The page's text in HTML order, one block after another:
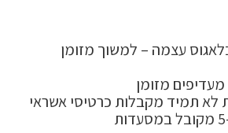
עצמה – למשוך מזומן
מזומן
לא תמיד מקבלות כרטיסי אשראי